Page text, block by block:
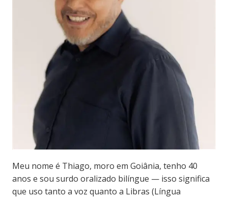
Meu nome é Thiago, moro em Goiânia, tenho 40
anos e sou surdo oralizado bilíngue — isso significa
que uso tanto a voz quanto a Libras (Língua